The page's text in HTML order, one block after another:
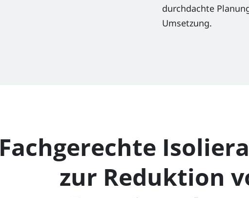
durchdachte
Umsetzung.
Fachgerechte
zur Reduktion